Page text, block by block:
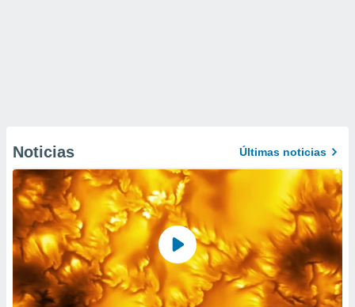
Noticias Últimas noticias